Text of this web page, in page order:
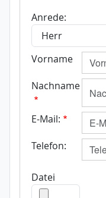
Anrede:
Vorname
Nachname
E-Mail:
Telefon:
Datei